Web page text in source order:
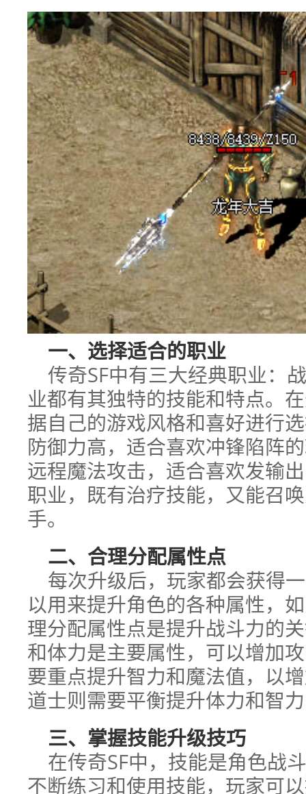
一、选择适合的职业
传奇SF中有三大经典职业：
业都有其独特的技能和特点。
据自己的游戏风格和喜好进行
防御力高，适合喜欢冲锋陷阵
远程魔法攻击，适合喜欢发输
职业，既有治疗技能，又能召
手。
二、合理分配属性点
每次升级后，玩家都会获得
以用来提升角色的各种属性，
理分配属性点是提升战斗力的
和体力是主要属性，可以增加
要重点提升智力和魔法值，以
道士则需要平衡提升体力和智
三、掌握技能升级技巧
在传奇SF中，技能是角色战
不断练习和使用技能，玩家可